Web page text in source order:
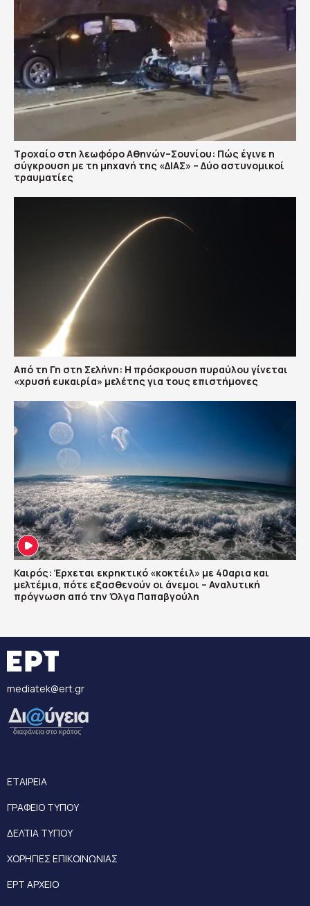
Τροχαίο στη λεωφόρο Αθηνών–Σουνίου: Πώς έγινε η
σύγκρουση με τη μηχανή της «ΔΙΑΣ» – Δύο αστυνομικοί
τραυματίες
Από τη Γη στη Σελήνη: Η πρόσκρουση πυραύλου γίνεται
«χρυσή ευκαιρία» μελέτης για τους επιστήμονες
Καιρός: Έρχεται εκρηκτικό «κοκτέιλ» με 40αρια και
μελτέμια, πότε εξασθενούν οι άνεμοι – Αναλυτική
πρόγνωση από την Όλγα Παπαβγούλη
mediatek@ert.gr
ΕΤΑΙΡΕΙΑ
ΓΡΑΦΕΙΟ ΤΥΠΟΥ
ΔΕΛΤΙΑ ΤΥΠΟΥ
ΧΟΡΗΓΙΕΣ ΕΠΙΚΟΙΝΩΝΙΑΣ
ΕΡΤ ΑΡΧΕΙΟ